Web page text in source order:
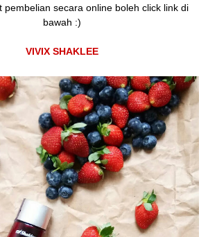
pembelian secara online boleh click link di
bawah :)
VIVIX SHAKLEE